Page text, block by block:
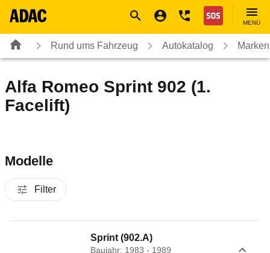
Nothilfe
MENÜ
Rund ums Fahrzeug Autokatalog
Alfa Romeo Sprint 902 (1.
Facelift)
Modelle
Filter
Sprint (902.A)
Baujahr: 1983 - 1989